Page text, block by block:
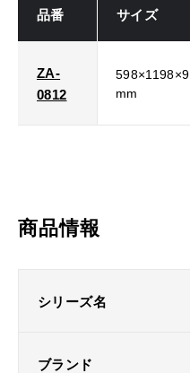
品番 サイズ
ZA-
0812
598×1198×9
mm
商品情報
シリーズ名
ブランド